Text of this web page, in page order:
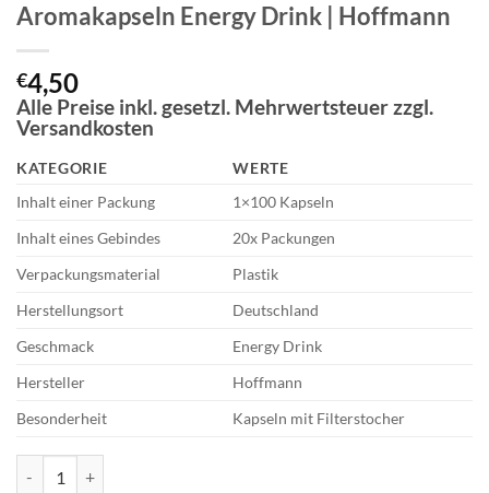
Aromakapseln Energy Drink | Hoffmann
€4,50
Alle Preise inkl. gesetzl. Mehrwertsteuer zzgl.
Versandkosten
KATEGORIE
WERTE
Inhalt einer Packung
1×100 Kapseln
Inhalt eines Gebindes
20x Packungen
Verpackungsmaterial
Plastik
Herstellungsort
Deutschland
Geschmack
Energy Drink
Hersteller
Hoffmann
Besonderheit
Kapseln mit Filterstocher